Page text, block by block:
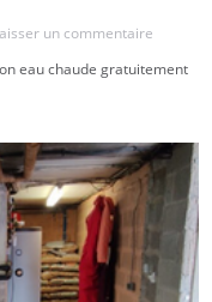
un commentaire
eau chaude gratuitement